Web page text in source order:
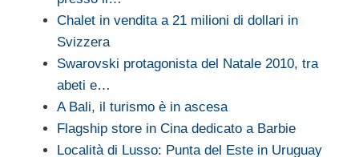
Chalet in vendita a 21 milioni di dollari in
Svizzera
Swarovski protagonista del Natale 2010, tra
abeti e…
A Bali, il turismo è in ascesa
Flagship store in Cina dedicato a Barbie
Località di Lusso: Punta del Este in Uruguay